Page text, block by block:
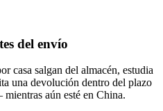
del envío
casa salgan del almacén, estudia
una devolución dentro del plazo
aún esté en China.